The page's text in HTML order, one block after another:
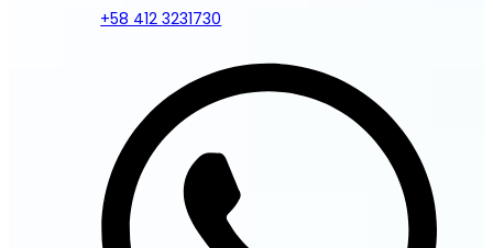
+58 412 3231730